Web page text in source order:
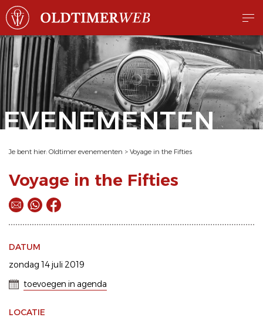
EVENEMENTEN
Je bent hier: Oldtimer evenementen > Voyage in the Fifties
Voyage in the Fifties
DATUM
zondag 14 juli 2019
toevoegen in agenda
LOCATIE